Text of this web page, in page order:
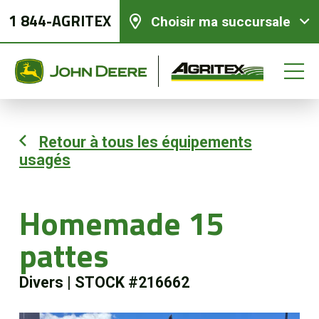
1 844-AGRITEX Choisir ma succursale
Retour à tous les équipements
usagés
Homemade 15
pattes
Divers STOCK #216662
Équipements neufs
Équipements usagés
Pièces et services